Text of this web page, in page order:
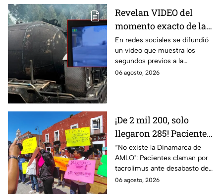
Revelan VIDEO del
momento exacto de la
explosión de pipa de
gas en Cuernavaca,
Morelos
En redes sociales se difundió
un video que muestra los
segundos previos a la
explosión de una pipa de gas
06 agosto, 2026
¡De 2 mil 200, solo
llegaron 285! Pacientes
claman por
medicamentos ante
desabasto en IMSS
Puebla
“No existe la Dinamarca de
AMLO": Pacientes claman por
tacrolimus ante desabasto de
medicamentos en hospital del
06 agosto, 2026